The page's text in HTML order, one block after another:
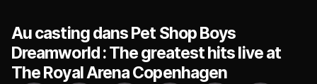
Au casting dans Pet Shop Boys
Dreamworld : The greatest hits live at
The Royal Arena Copenhagen